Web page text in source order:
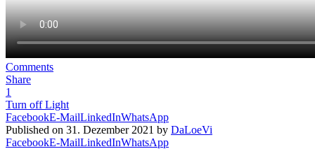
Comments
Share
1
Turn off Light
FacebookE-MailLinkedInWhatsApp
Published on 31. Dezember 2021 by DaLoeVi
FacebookE-MailLinkedInWhatsApp